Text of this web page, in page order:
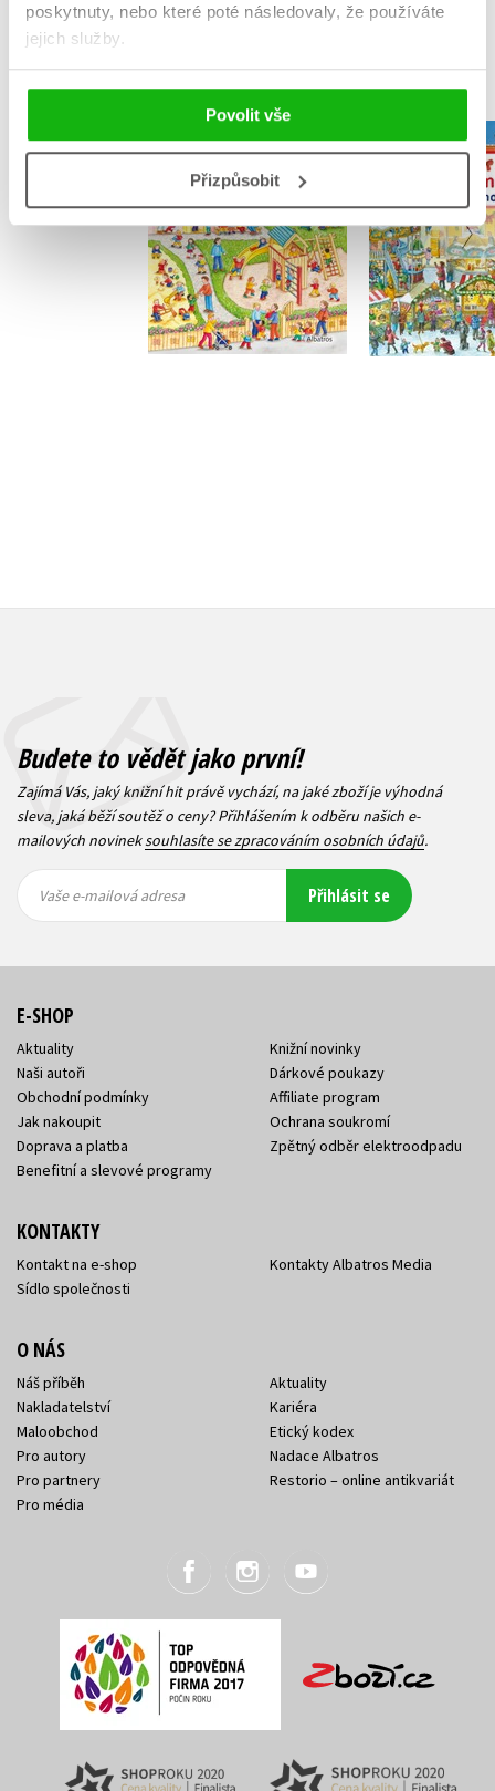
poskytnuty, nebo které poté následovaly, že používáte
jejich služby.
Povolit vše
Přizpůsobit
MOHLO BY VÁS TAKÉ ZAJÍMAT
Najdi mě: Ve školce
Do košíku
Najdi mě:
Susanne
Do
Budete to vědět jako první!
Zajímá Vás, jaký knižní hit právě vychází, na jaké zboží je výhodná
sleva, jaká běží soutěž o ceny? Přihlášením k odběru našich e-
mailových novineksouhlasíte se zpracováním osobních údajů.
mailová
mailová
Vaše e-mailová adresa Přihlásit se
E-SHOP
Aktuality
Naši autoři
Obchodní podmínky
Jak nakoupit
Doprava a platba
Benefitní a slevové programy
Knižní novinky
Dárkové poukazy
Affiliate program
Ochrana soukromí
Zpětný odběr elektroodpadu
KONTAKTY
Kontakt na e-shop
Sídlo společnosti
Kontakty Albatros Media
O NÁS
Náš příběh
Nakladatelství
Maloobchod
Pro autory
Pro partnery
Pro média
Aktuality
Kariéra
Etický kodex
Nadace Albatros
Restorio – online antikvariát